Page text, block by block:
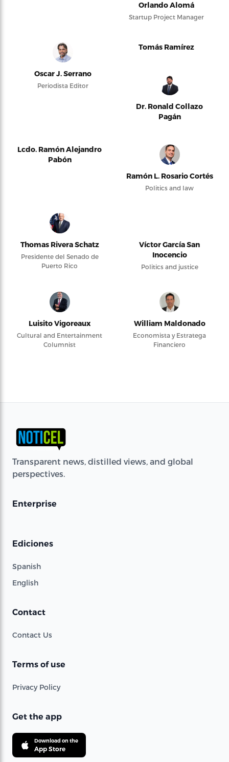
Orlando Alomá
Startup Project Manager
Oscar J. Serrano
Periodista Editor
Tomás Ramírez
Dr. Ronald Collazo
Pagán
Lcdo. Ramón Alejandro
Pabón
Ramón L. Rosario Cortés
Politics and law
Thomas Rivera Schatz
Presidente del Senado de
Puerto Rico
Víctor García San
Inocencio
Politics and justice
Luisito Vigoreaux
Cultural and Entertainment
Columnist
William Maldonado
Economista y Estratega
Financiero
Transparent news, distilled views, and global
perspectives.
Enterprise
Ediciones
Spanish
English
Contact
Contact Us
Terms of use
Privacy Policy
Get the app
Download on the
App Store